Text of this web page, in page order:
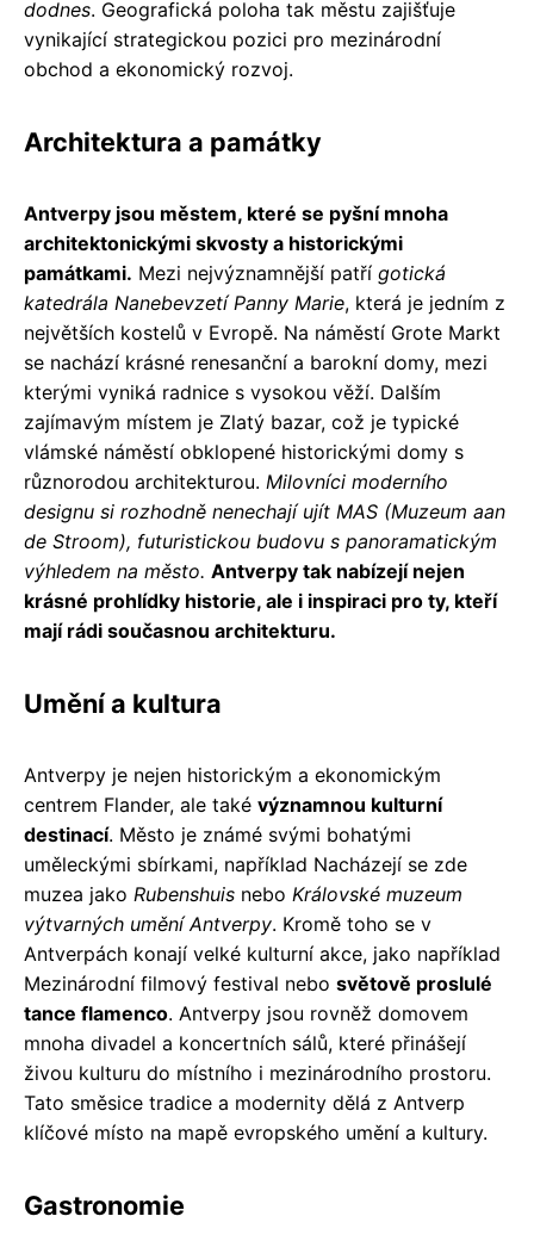
dodnes. Geografická poloha tak městu zajišťuje
vynikající strategickou pozici pro mezinárodní
obchod a ekonomický rozvoj.
Architektura a památky
Antverpy jsou městem, které se pyšní mnoha
architektonickými skvosty a historickými
památkami. Mezi nejvýznamnější patří gotická
katedrála Nanebevzetí Panny Marie, která je jedním z
největších kostelů v Evropě. Na náměstí Grote Markt
se nachází krásné renesanční a barokní domy, mezi
kterými vyniká radnice s vysokou věží. Dalším
zajímavým místem je Zlatý bazar, což je typické
vlámské náměstí obklopené historickými domy s
různorodou architekturou. Milovníci moderního
designu si rozhodně nenechají ujít MAS (Muzeum aan
de Stroom), futuristickou budovu s panoramatickým
výhledem na město. Antverpy tak nabízejí nejen
krásné prohlídky historie, ale i inspiraci pro ty, kteří
mají rádi současnou architekturu.
Umění a kultura
Antverpy je nejen historickým a ekonomickým
centrem Flander, ale také významnou kulturní
destinací. Město je známé svými bohatými
uměleckými sbírkami, například Nacházejí se zde
muzea jako Rubenshuis nebo Královské muzeum
výtvarných umění Antverpy. Kromě toho se v
Antverpách konají velké kulturní akce, jako například
Mezinárodní filmový festival nebo světově proslulé
tance flamenco. Antverpy jsou rovněž domovem
mnoha divadel a koncertních sálů, které přinášejí
živou kulturu do místního i mezinárodního prostoru.
Tato směsice tradice a modernity dělá z Antverp
klíčové místo na mapě evropského umění a kultury.
Gastronomie